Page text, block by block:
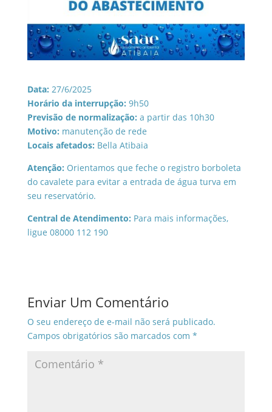
Data: 27/6/2025
Horário da interrupção: 9h50
Previsão de normalização: a partir das 10h30
Motivo: manutenção de rede
Locais afetados: Bella Atibaia
Atenção: Orientamos que feche o registro borboleta
do cavalete para evitar a entrada de água turva em
seu reservatório.
Central de Atendimento: Para mais informações,
ligue 08000 112 190
Enviar Um Comentário
O seu endereço de e-mail não será publicado.
Campos obrigatórios são marcados com *